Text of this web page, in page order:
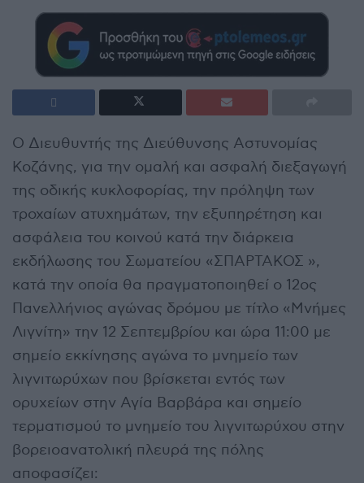
Ο Διευθυντής της Διεύθυνσης Αστυνομίας
Κοζάνης, για την ομαλή και ασφαλή διεξαγωγή
της οδικής κυκλοφορίας, την πρόληψη των
τροχαίων ατυχημάτων, την εξυπηρέτηση και
ασφάλεια του κοινού κατά την διάρκεια
εκδήλωσης του Σωματείου «ΣΠΑΡΤΑΚΟΣ »,
κατά την οποία θα πραγματοποιηθεί ο 12ος
Πανελλήνιος αγώνας δρόμου με τίτλο «Μνήμες
Λιγνίτη» την 12 Σεπτεμβρίου και ώρα 11:00 με
σημείο εκκίνησης αγώνα το μνημείο των
λιγνιτωρύχων που βρίσκεται εντός των
ορυχείων στην Αγία Βαρβάρα και σημείο
τερματισμού το μνημείο του λιγνιτωρύχου στην
βορειοανατολική πλευρά της πόλης
αποφασίζει: